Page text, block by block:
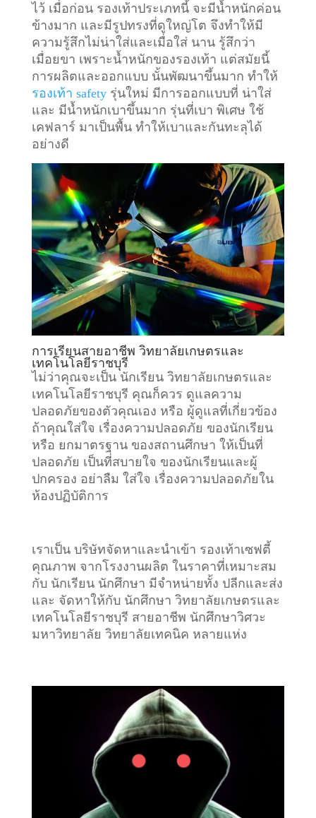
ไว้ เมื่อก่อน รองเท้าประเภทนี้ จะมีน้ำหนักค่อน
ข้างมาก และมีรูปทรงที่ดูใหญ่โต จึงทำให้มี
ความรู้สึกไม่น่าใส่และเมื่อใส่ นาน รู้สึกว่า
เมื่อยขา เพราะน้ำหนักของรองเท้า แต่สมัยนี้
การผลิตและออกแบบ นั้นพัฒนาขึ้นมาก ทำให้
รองเท้า safetyรุ่นใหม่ มีการออกแบบที่ น่าใส่
และ มีน้ำหนักเบาขึ้นมาก รุ่นที่เบา พิเศษ ใช้
เคฟลาร์ มาเป็นพื้น ทำให้เบาและกันทะลุได้
อย่างดี
การเรียนสายอาชีพ วิทยาลัยเกษตรและ
เทคโนโลยีราชบุรี
ไม่ว่าคุณจะเป็น นักเรียน วิทยาลัยเกษตรและ
เทคโนโลยีราชบุรี คุณก็ควร ดูแลความ
ปลอดภัยของตัวคุณเอง หรือ ผู้ดูแลที่เกี่ยวข้อง
ถ้าคุณใส่ใจ เรื่องความปลอดภัย ของนักเรียน
หรือ ยกมาตรฐาน ของสถานศึกษา ให้เป็นที่
ปลอดภัย เป็นที่สบายใจ ของนักเรียนและผู้
ปกครอง อย่าลืม ใส่ใจ เรื่องความปลอดภัยใน
ห้องปฏิบัติการ
เราเป็น บริษัทจัดหาและนำเข้า รองเท้าเซฟตี้
คุณภาพ จากโรงงานผลิต ในราคาที่เหมาะสม
กับ นักเรียน นักศึกษา มีจำหน่ายทั้ง ปลีกและส่ง
และ จัดหาให้กับ นักศึกษา วิทยาลัยเกษตรและ
เทคโนโลยีราชบุรี สายอาชีพ นักศึกษาวิศวะ
มหาวิทยาลัย วิทยาลัยเทคนิค หลายแห่ง